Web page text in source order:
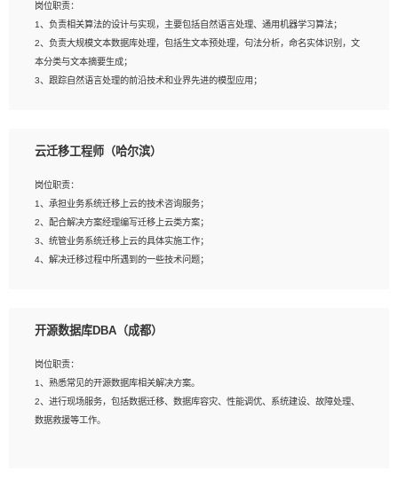
3、熟悉数据库开发，熟悉Mysql、Oracle、MongoDb数据库应用开发其中一种；
4、熟悉Python Wed框架（Django/Flask...）代码能力优秀，熟悉编码规范和具备
良好的文档编写能力）；
5、沟通表达能力强，具备团队协作能力。
岗位职责：
1、负责相关算法的设计与实现，主要包括自然语言处理、通用机器学习算法；
2、负责大规模文本数据库处理，包括生文本预处理，句法分析，命名实体识别，文
本分类与文本摘要生成；
3、跟踪自然语言处理的前沿技术和业界先进的模型应用；
岗位要求：
2、熟悉tensorflow，keras，pytorch等常规深度学习框架，快速根据客户需求实现
有效的模型；
3、熟悉掌握至少一种编程语言，如：Python，Java；
4、 熟悉NLP相关算法与实现；
5、至少有一次及以上问答系统的项目实践，熟悉问答系统全流程开发者优先；
云迁移工程师（哈尔滨）
岗位职责：
1、承担业务系统迁移上云的技术咨询服务；
2、配合解决方案经理编写迁移上云类方案；
3、统管业务系统迁移上云的具体实施工作；
4、解决迁移过程中所遇到的一些技术问题；
1、专科及以上学历，三年以上工作经验，计算机等相关专业；
3、熟悉常见操作系统、存储、网络、 IO 等相关原理；
4、具有迁移工具实操经验，具备P2V、V2V迁移能力；
5、熟练华为、VMware虚拟化、云计算及云存储技术；
6、熟悉主流数据库、应用服务器、中间件部署架构和运维方法；
开源数据库DBA（成都）
岗位职责：
1、熟悉常见的开源数据库相关解决方案。
2、进行现场服务，包括数据迁移、数据库容灾、性能调优、系统建设、故障处理、
数据救援等工作。